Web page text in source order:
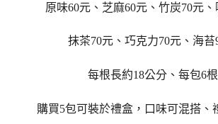
原味60元、芝麻60元、竹炭70元、
抹茶70元、巧克力70元、海苔
每根長約18公分、每包6根
購買5包可裝於禮盒，口味可混搭、